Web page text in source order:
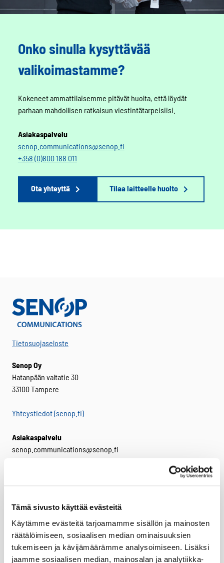
Tämä sivusto käyttää evästeitä
Käytämme evästeitä tarjoamamme sisällön ja mainosten
räätälöimiseen, sosiaalisen median ominaisuuksien
tukemiseen ja kävijämäärämme analysoimiseen. Lisäksi
jaamme sosiaalisen median, mainosalan ja analytiikka-
Onko sinulla kysyttävää
valikoimastamme?
Kokeneet ammattilaisemme pitävät huolta, että löydät
parhaan mahdollisen ratkaisun viestintätarpeisiisi.
Asiakaspalvelu
senop.communications@senop.fi
+358 (0)800 188 011
Ota yhteyttä Tilaa laitteelle huolto
Tietosuojaseloste
Senop Oy
Hatanpään valtatie 30
33100 Tampere
Yhteystiedot (senop.fi)
Asiakaspalvelu
senop.communications@senop.fi
PL 802
FI-00026 BASWARE
Y-tunnus: 1795926-9
ALV-numero: FI17959269